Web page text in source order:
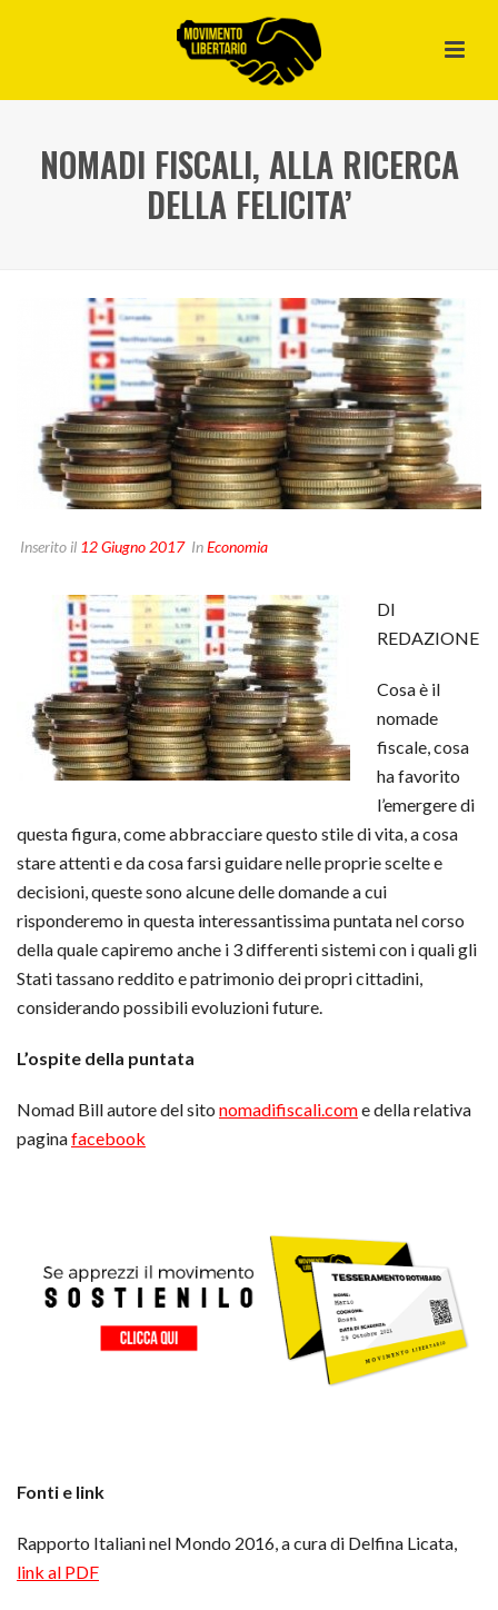
NOMADI FISCALI, ALLA RICERCA
DELLA FELICITA’
Inserito il 12 Giugno 2017 InEconomia
DI
REDAZIONE
Cosa è il
nomade
fiscale, cosa
ha favorito
l’emergere di
questa figura, come abbracciare questo stile di vita, a cosa
stare attenti e da cosa farsi guidare nelle proprie scelte e
decisioni, queste sono alcune delle domande a cui
risponderemo in questa interessantissima puntata nel corso
della quale capiremo anche i 3 differenti sistemi con i quali gli
Stati tassano reddito e patrimonio dei propri cittadini,
considerando possibili evoluzioni future.
L’ospite della puntata
Nomad Bill autore del sito nomadifiscali.come della relativa
paginafacebook
Fonti e link
Rapporto Italiani nel Mondo 2016, a cura di Delfina Licata,
link al PDF